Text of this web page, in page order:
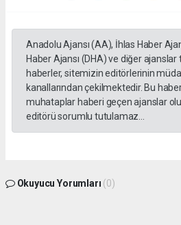
Anadolu Ajansı (AA), İhlas Haber
Haber Ajansı (DHA) ve diğer
haberler, sitemizin editörlerinin
kanallarından çekilmektedir. Bu
muhataplar haberi geçen ajanslar
editörü sorumlu tutulamaz...
Okuyucu Yorumları (0)